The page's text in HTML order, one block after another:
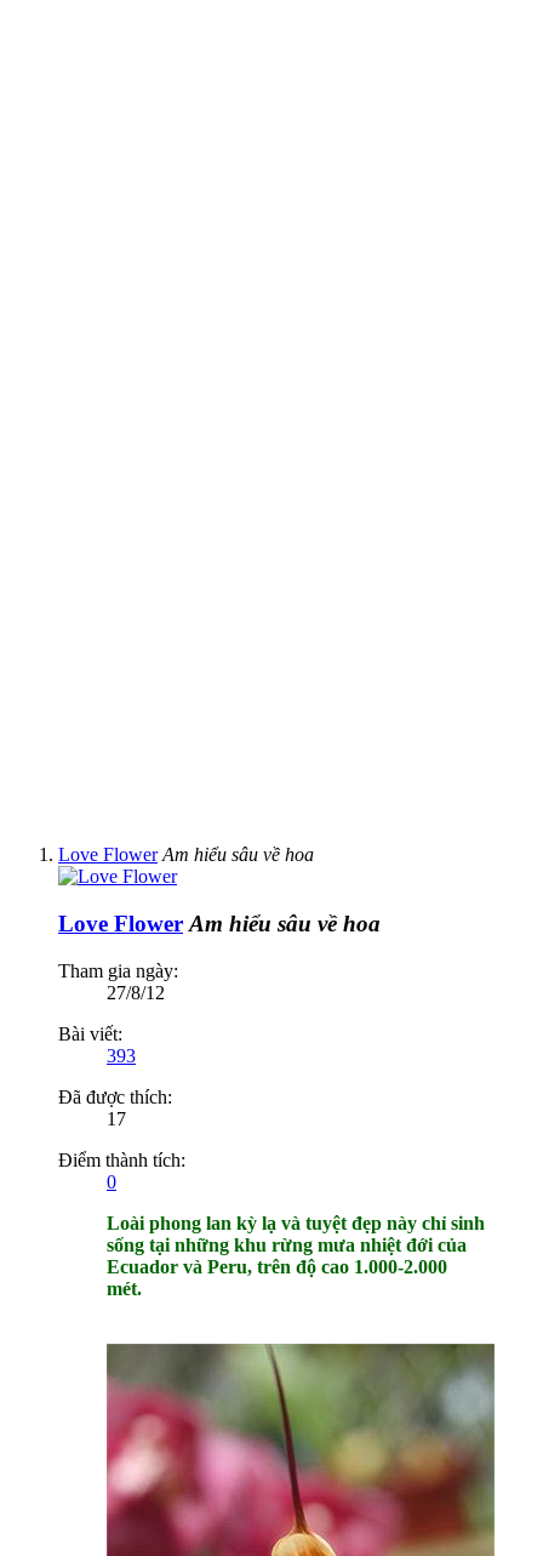
Love Flower Am hiểu sâu về hoa
Love Flower Am hiểu sâu về hoa
Tham gia ngày:
27/8/12
Bài viết:
393
Đã được thích:
17
Điểm thành tích:
0
Loài phong lan kỳ lạ và tuyệt đẹp này chỉ sinh
sống tại những khu rừng mưa nhiệt đới của
Ecuador và Peru, trên độ cao 1.000-2.000
mét.